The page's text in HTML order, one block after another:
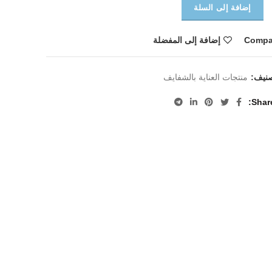
إضافة إلى السلة
إضافة إلى المفضلة
منتجات العناية بالشفايف